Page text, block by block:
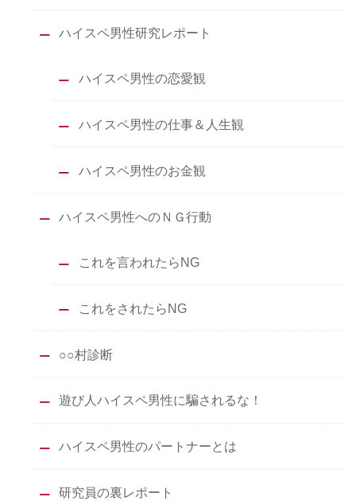
ハイスペ男性研究レポート
ハイスペ男性の恋愛観
ハイスペ男性の仕事＆人生観
ハイスペ男性のお金観
ハイスペ男性へのＮＧ行動
これを言われたらNG
これをされたらNG
○○村診断
遊び人ハイスペ男性に騙されるな！
ハイスペ男性のパートナーとは
研究員の裏レポート